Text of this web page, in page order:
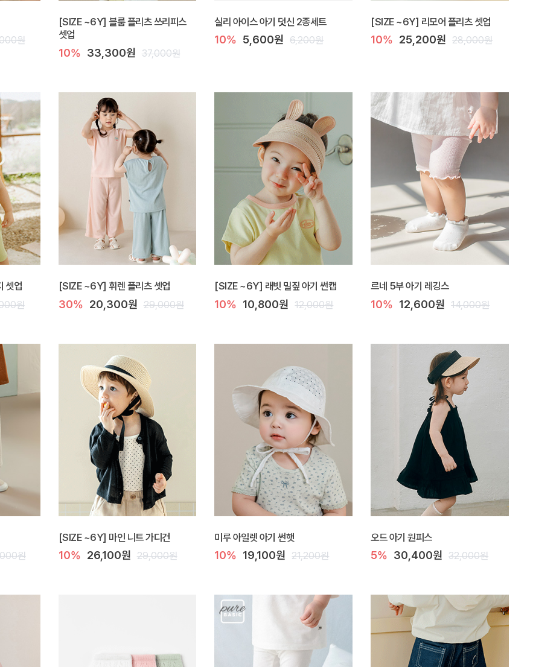
원
[SIZE ~6Y] 블룸 플리츠 쓰리피스
셋업
10% 33,300원 37,000원
실리 아이스 아기 덧신 2종세트
10% 5,600원 6,200원
[SIZE ~6Y] 리모어 플리츠 셋업
10% 25,200원 28,000원
셋업
원
[SIZE ~6Y] 휘렌 플리츠 셋업
30% 20,300원 29,000원
[SIZE ~6Y] 래빗 밀짚 아기 썬캡
10% 10,800원 12,000원
르네 5부 아기 레깅스
10% 12,600원 14,000원
원
[SIZE ~6Y] 마인 니트 가디건
10% 26,100원 29,000원
미루 아일렛 아기 썬햇
10% 19,100원 21,200원
오드 아기 원피스
5% 30,400원 32,000원